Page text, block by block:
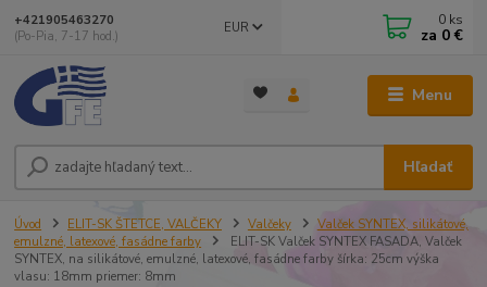
Menu
EUR
Hľadať
+421905463270
(Po-Pia, 7-17 hod.)
0 ks
za 0 €
Úvod ELIT-SK ŠTETCE, VALČEKY Valčeky
Valček SYNTEX, silikátové,
emulzné, latexové, fasádne farby
ELIT-SK Valček SYNTEX FASADA, Valček
SYNTEX, na silikátové, emulzné, latexové, fasádne farby šírka: 25cm výška
vlasu: 18mm priemer: 8mm